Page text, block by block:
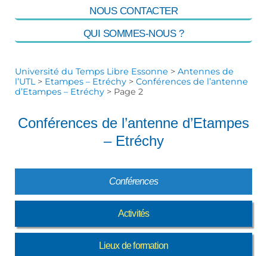
NOUS CONTACTER
QUI SOMMES-NOUS ?
Université du Temps Libre Essonne > Antennes de
l’UTL> Etampes – Etréchy > Conférences de l’antenne
d’Etampes – Etréchy > Page 2
Conférences de l’antenne d’Etampes
– Etréchy
Conférences
Activités
Lieux de formation